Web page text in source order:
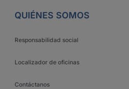
QUIÉNES SOMOS
Responsabilidad social
Localizador de oficinas
Contáctanos